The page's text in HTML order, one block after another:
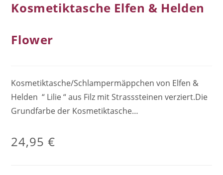
Kosmetiktasche Elfen & Helden
Flower
Kosmetiktasche/Schlampermäppchen von Elfen &
Helden “ Lilie “ aus Filz mit Strasssteinen verziert.Die
Grundfarbe der Kosmetiktasche…
24,95€